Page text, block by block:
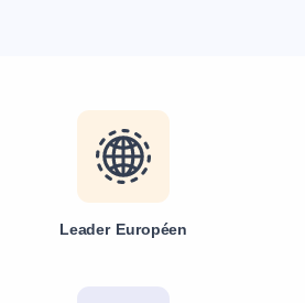
Leader Européen